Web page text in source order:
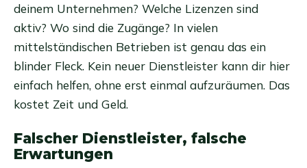
deinem Unternehmen? Welche Lizenzen sind
aktiv? Wo sind die Zugänge? In vielen
mittelständischen Betrieben ist genau das ein
blinder Fleck. Kein neuer Dienstleister kann dir hier
einfach helfen, ohne erst einmal aufzuräumen. Das
kostet Zeit und Geld.
Falscher Dienstleister, falsche
Erwartungen